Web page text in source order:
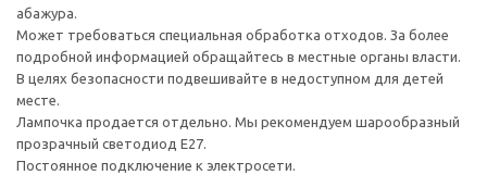
абажура.
Может требоваться специальная обработка отходов. За более
подробной информацией обращайтесь в местные органы власти.
В целях безопасности подвешивайте в недоступном для детей
месте.
Лампочка продается отдельно. Мы рекомендуем шарообразный
прозрачный светодиод E27.
Постоянное подключение к электросети.